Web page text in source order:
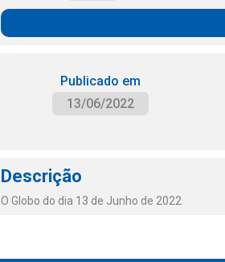
Publicado em
13/06/2022
Descrição
O Globo do dia 13 de Junho de 2022